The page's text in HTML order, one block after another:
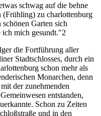
schwag auf die behne
(Frühling) zu charlottenburg
Garten sich
ich mich gesundt."2
die Fortführung aller
Stadtschlosses, durch ein
schon mehr als
Monarchen, denn
der zunehmenden
entstanden,
Schon zu Zeiten
und in den